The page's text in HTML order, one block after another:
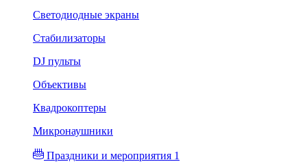
Светодиодные экраны
Стабилизаторы
DJ пульты
Объективы
Квадрокоптеры
Микронаушники
Праздники и мероприятия 1